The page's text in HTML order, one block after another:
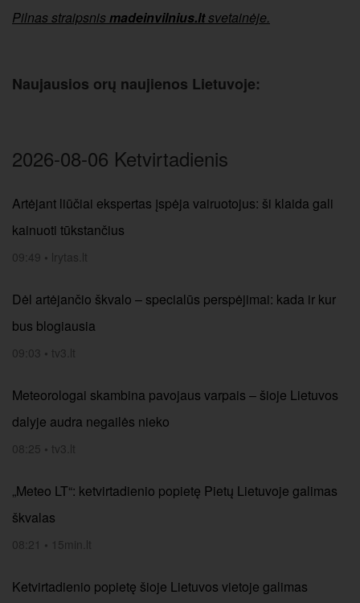
Pilnas straipsnis madeinvilnius.ltsvetainėje.
Naujausios orų naujienos Lietuvoje:
2026-08-06 Ketvirtadienis
Artėjant liūčiai ekspertas įspėja vairuotojus: ši klaida gali
kainuoti tūkstančius
09:49 • lrytas.lt
Dėl artėjančio škvalo – specialūs perspėjimai: kada ir kur
bus blogiausia
09:03 • tv3.lt
Meteorologai skambina pavojaus varpais – šioje Lietuvos
dalyje audra negailės nieko
08:25 • tv3.lt
„Meteo LT“: ketvirtadienio popietę Pietų Lietuvoje galimas
škvalas
08:21 • 15min.lt
Ketvirtadienio popietę šioje Lietuvos vietoje galimas